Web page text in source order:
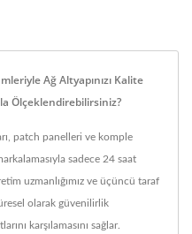
Ağ Altyapınızı Kalite
Ölçeklendirebilirsiniz?
patch panelleri ve komple
sadece 24 saat
uzmanlığımız ve üçüncü taraf
olarak güvenilirlik
karşılamasını sağlar.